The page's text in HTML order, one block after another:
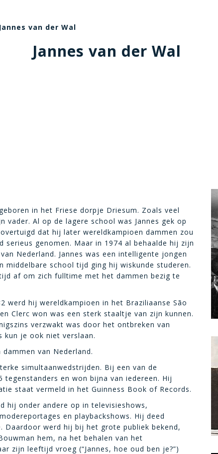
van der Wal
Jannes van der Wal
in het Friese dorpje Driesum. Zoals veel
vader. Al op de lagere school was Jannes gek op
dat hij later wereldkampioen dammen zou
genomen. Maar in 1974 al behaalde hij zijn
Nederland. Jannes was een intelligente jongen
middelbare school tijd ging hij wiskunde studeren.
af om zich fulltime met het dammen bezig te
werd hij wereldkampioen in het Braziliaanse São
Clerc won was een sterk staaltje van zijn kunnen.
verzwakt was door het ontbreken van
kun je ook niet verslaan.
van Nederland.
simultaanwedstrijden. Bij een van de
en won bijna van iedereen. Hij
staat vermeld in het Guinness Book of Records.
hij onder andere op in televisieshows,
en playbackshows. Hij deed
Daardoor werd hij bij het grote publiek bekend,
hem, na het behalen van het
zijn leeftijd vroeg (“Jannes, hoe oud ben je?”)